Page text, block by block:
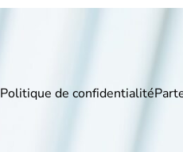
Politique de confidentialité